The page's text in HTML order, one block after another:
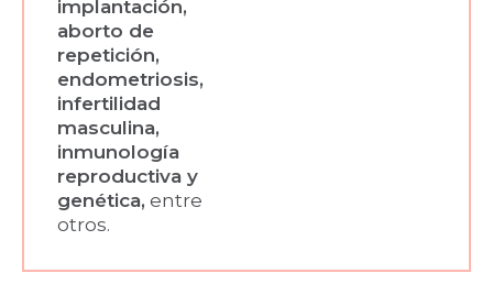
implantación,
aborto de
repetición,
endometriosis,
infertilidad
masculina,
inmunología
reproductiva y
genética, entre
otros.